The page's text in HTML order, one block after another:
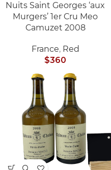
Nuits Saint Georges ‘aux
Murgers’ 1er Cru Meo
Camuzet 2008
France, Red
$360